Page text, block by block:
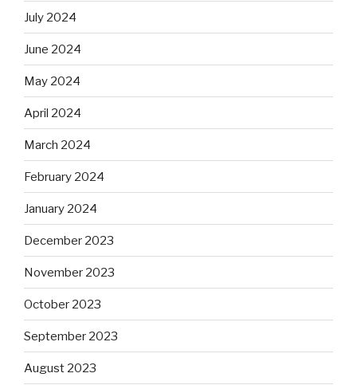
July 2024
June 2024
May 2024
April 2024
March 2024
February 2024
January 2024
December 2023
November 2023
October 2023
September 2023
August 2023